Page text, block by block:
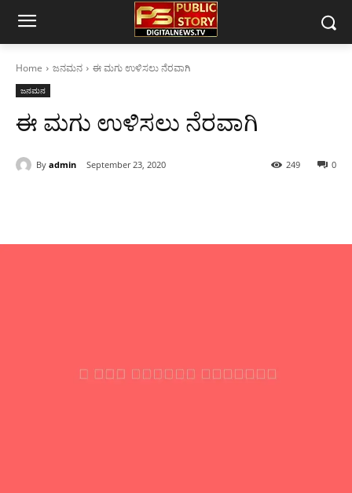
Home ಜನಮನ ಈ ಮಗು ಉಳಿಸಲು ನೆರವಾಗಿ
ಜನಮನ
ಈ ಮಗು ಉಳಿಸಲು ನೆರವಾಗಿ
By admin September 23, 2020 0
249